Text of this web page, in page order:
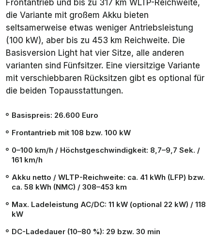
Frontantrieb und bis zu 317 km WLTP-Reichweite,
die Variante mit großem Akku bieten
seltsamerweise etwas weniger Antriebsleistung
(100 kW), aber bis zu 453 km Reichweite. Die
Basisversion Light hat vier Sitze, alle anderen
varianten sind Fünfsitzer. Eine viersitzige Variante
mit verschiebbaren Rücksitzen gibt es optional für
die beiden Topausstattungen.
Basispreis: 26.600 Euro
Frontantrieb mit 108 bzw. 100 kW
0–100 km/h / Höchstgeschwindigkeit: 8,7–9,7 Sek. /
161 km/h
Akku netto / WLTP-Reichweite: ca. 41 kWh (LFP) bzw.
ca. 58 kWh (NMC) / 308–453 km
Max. Ladeleistung AC/DC: 11 kW (optional 22 kW) / 118
kW
DC-Ladedauer (10–80 %): 29 bzw. 30 min